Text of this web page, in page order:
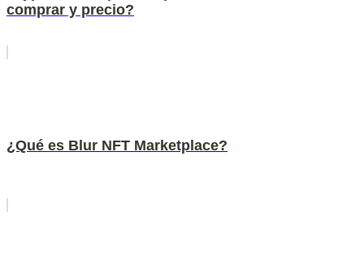
comprar y precio?
¿Qué es Blur NFT Marketplace?